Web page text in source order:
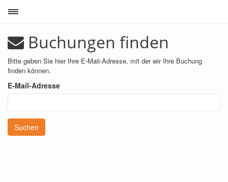
Toggle sidebar
Buchungen finden
Bitte geben Sie hier Ihre E-Mail-Adresse, mit der wir Ihre Buchung
finden können.
E-Mail-Adresse
Suchen